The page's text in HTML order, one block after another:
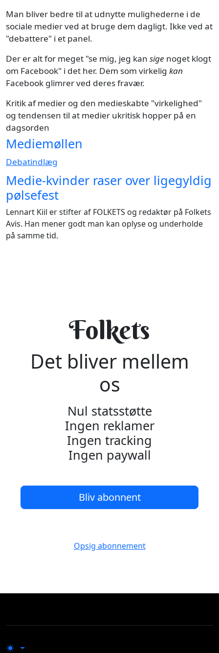
Man bliver bedre til at udnytte mulighederne i de
sociale medier ved at bruge dem dagligt. Ikke ved at
"debattere" i et panel.
Der er alt for meget "se mig, jeg kan sige noget klogt
om Facebook" i det her. Dem som virkelig kan
Facebook glimrer ved deres fravær.
Kritik af medier og den medieskabte "virkelighed"
og tendensen til at medier ukritisk hopper på en
dagsorden
Mediemøllen
Debatindlæg
Medie-kvinder raser over ligegyldig
pølsefest
Lennart Kiil er stifter af FOLKETS og redaktør på Folkets
Avis. Han mener godt man kan oplyse og underholde
på samme tid.
Folkets
Det bliver mellem
os
Nul statsstøtte
Ingen reklamer
Ingen tracking
Ingen paywall
Bliv abonnent
Opsig abonnement